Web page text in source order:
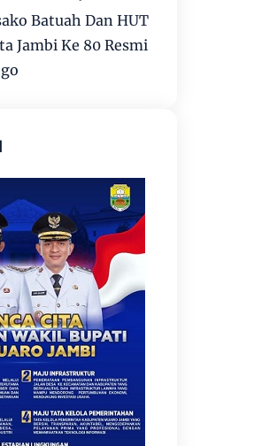
Batuah Dan HUT
Jambi Ke 80 Resmi